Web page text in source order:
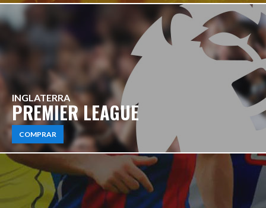
INGLATERRA
PREMIER LEAGUE
COMPRAR